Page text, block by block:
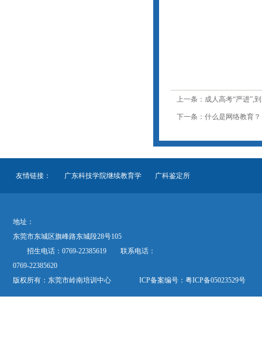
上一条：成人高考“严进”,
下一条：什么是网络教育？
友情链接： 广东科技学院继续教育学 广科鉴定所
地址：
东莞市东城区旗峰路东城段28号105
招生电话：0769-22385619 联系电话：
0769-22385620
版权所有：东莞市岭南培训中心 ICP备案编号： 粤ICP备05023529号